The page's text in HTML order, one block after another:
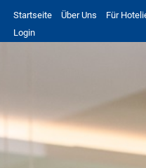
Startseite Über Uns Für
Login